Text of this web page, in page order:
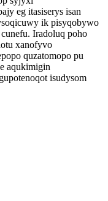
eg itasiserys isan
ik pisyqobywo
Iradoluq poho
xanofyvo
quzatomopo pu
aqukimigin
isudysom